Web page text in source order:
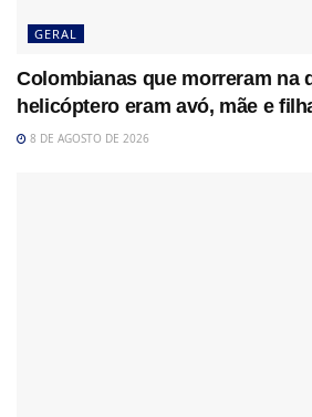
GERAL
Colombianas que morreram na
helicóptero eram avó, mãe e
8 DE AGOSTO DE 2026